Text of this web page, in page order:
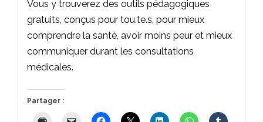
Vous y trouverez des outils pédagogiques
gratuits, conçus pour tou.te.s, pour mieux
comprendre la santé, avoir moins peur et mieux
communiquer durant les consultations
médicales.
Partager :